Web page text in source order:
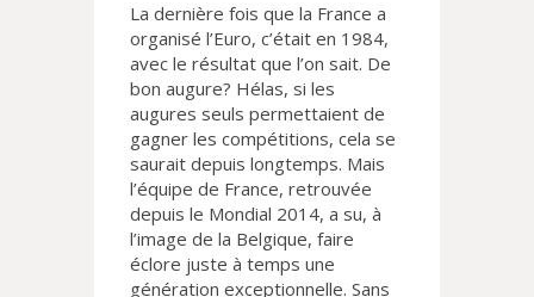
La dernière fois que la France a
organisé l’Euro, c’était en 1984,
avec le résultat que l’on sait. De
bon augure? Hélas, si les
augures seuls permettaient de
gagner les compétitions, cela se
saurait depuis longtemps. Mais
l’équipe de France, retrouvée
depuis le Mondial 2014, a su, à
l’image de la Belgique, faire
éclore juste à temps une
génération exceptionnelle. Sans